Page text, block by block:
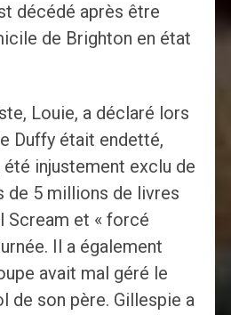
décédé après être
de Brighton en état
Louie, a déclaré lors
Duffy était endetté,
été injustement exclu de
de 5 millions de livres
Scream et « forcé
Il a également
avait mal géré le
de son père. Gillespie a